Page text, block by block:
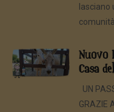
Nuovo
Casa
UN
GRAZIE